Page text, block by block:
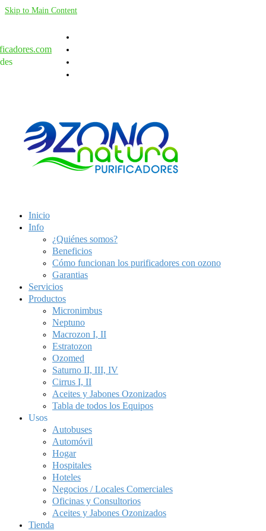
Skip to Main Content
Inicio
Info
¿Quiénes somos?
Beneficios
Cómo funcionan los purificadores con ozono
Garantias
Servicios
Productos
Micronimbus
Neptuno
Macrozon I, II
Estratozon
Ozomed
Saturno II, III, IV
Cirrus I, II
Aceites y Jabones Ozonizados
Tabla de todos los Equipos
Usos
Autobuses
Automóvil
Hogar
Hospitales
Hoteles
Negocios / Locales Comerciales
Oficinas y Consultorios
Aceites y Jabones Ozonizados
Tienda